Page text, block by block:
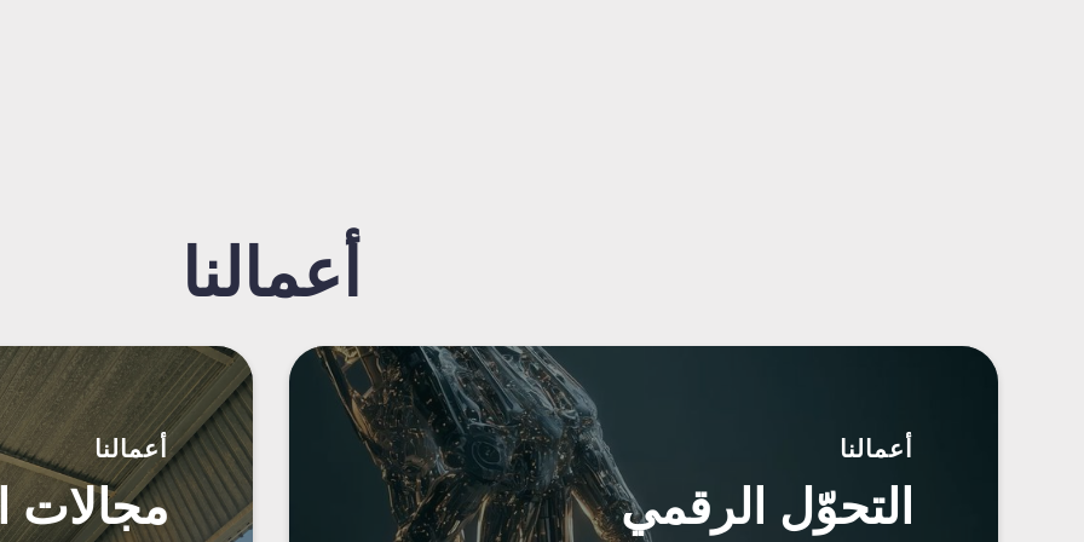
أعمالنا
أعمالنا
التحوّل الرقمي
أعمالنا
مجالات